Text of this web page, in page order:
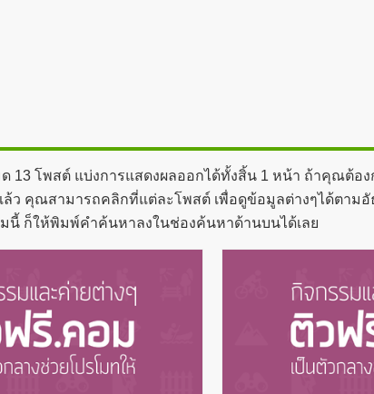
13 โพสต์ แบ่งการแสดงผลออกได้ทั้งสิ้น 1 หน้า ถ้าคุณต้อ
คุณสามารถคลิกที่แต่ละโพสต์ เพื่อดูข้อมูลต่างๆได้ตามอั
ก็ให้พิมพ์คำค้นหาลงในช่องค้นหาด้านบนได้เลย